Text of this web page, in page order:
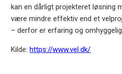
kan en dårligt projekteret løsning
være mindre effektiv end et
– derfor er erfaring og
Kilde:https://www.vel.dk/